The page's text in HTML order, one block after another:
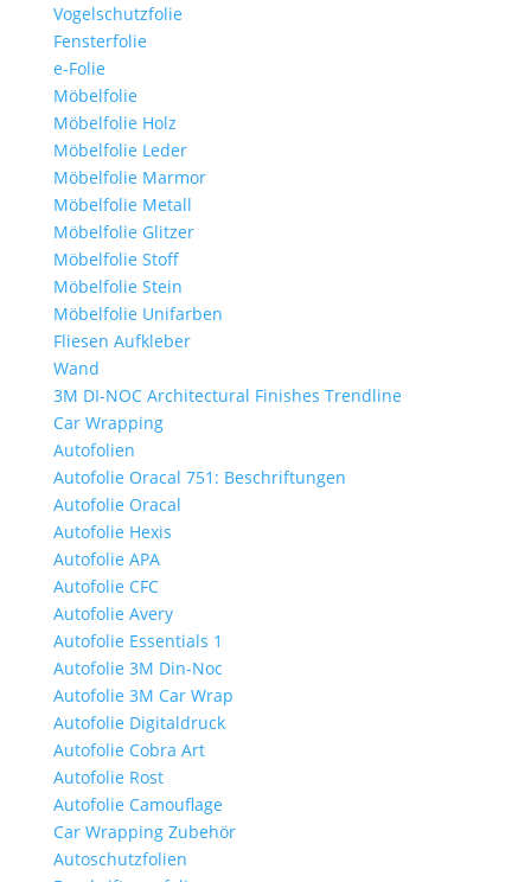
Vogelschutzfolie
Fensterfolie
e-Folie
Möbelfolie
Möbelfolie Holz
Möbelfolie Leder
Möbelfolie Marmor
Möbelfolie Metall
Möbelfolie Glitzer
Möbelfolie Stoff
Möbelfolie Stein
Möbelfolie Unifarben
Fliesen Aufkleber
Wand
3M DI-NOC Architectural Finishes Trendline
Car Wrapping
Autofolien
Autofolie Oracal 751: Beschriftungen
Autofolie Oracal
Autofolie Hexis
Autofolie APA
Autofolie CFC
Autofolie Avery
Autofolie Essentials 1
Autofolie 3M Din-Noc
Autofolie 3M Car Wrap
Autofolie Digitaldruck
Autofolie Cobra Art
Autofolie Rost
Autofolie Camouflage
Car Wrapping Zubehör
Autoschutzfolien